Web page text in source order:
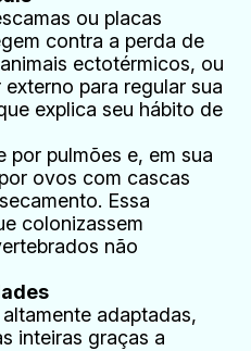
ou placas
contra a perda de
ectotérmicos, ou
para regular sua
explica seu hábito de
por pulmões e, em sua
ovos com cascas
Essa
colonizassem
não
adaptadas,
inteiras graças a